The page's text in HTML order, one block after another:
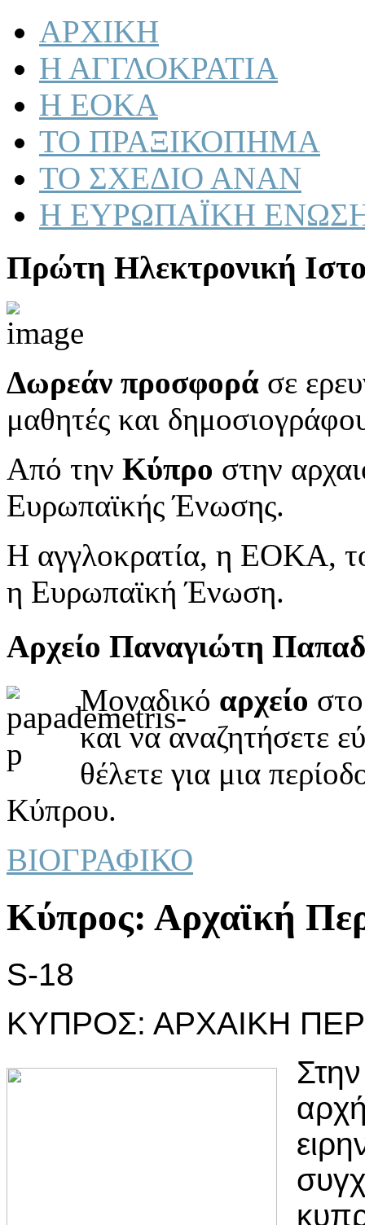
ΑΡΧΙΚΗ
Η ΑΓΓΛΟΚΡΑΤΙΑ
Η ΕΟΚΑ
ΤΟ ΠΡΑΞΙΚΟΠΗΜΑ
ΤΟ ΣΧΕΔΙΟ ΑΝΑΝ
Η ΕΥΡΩΠΑΪΚΗ
Πρώτη Ηλεκτρονική
Δωρεάν προσφορά σε
μαθητές και
Από την Κύπρο στην
Ευρωπαϊκής Ένωσης.
Η αγγλοκρατία, η ΕΟΚΑ,
η Ευρωπαϊκή Ένωση.
Αρχείο Παναγιώτη
Μοναδικό αρχείο
και να αναζητήσετε
θέλετε για μια
Κύπρου.
ΒΙΟΓΡΑΦΙΚΟ
Κύπρoς: Αρχαϊκή
S-18
ΚΥΠΡΟΣ: ΑΡΧΑΙΚΗ